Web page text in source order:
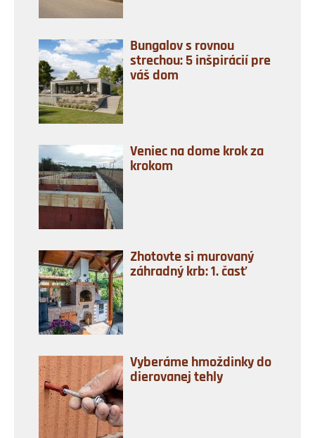
Bungalov s rovnou
strechou: 5 inšpirácií pre
váš dom
Veniec na dome krok za
krokom
Zhotovte si murovaný
záhradný krb: 1. časť
Vyberáme hmoždinky do
dierovanej tehly